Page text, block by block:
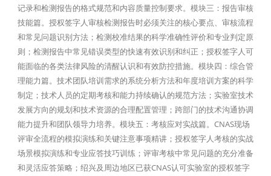
记录和检测报告的格式规范和内容质量控制要求。模块三：报告审核
技能篇。授权签字人审核检测报告时必须关注的核心要点、审核流程
和常见问题识别方法；检测校准结果的科学准确性评价和专业判定原
则；检测报告中常见错误类型的快速有效识别和纠正；授权签字人可
能面临的各类法律风险的清醒认识和有效防控措施。模块四：综合管
理能力篇。技术团队培训需求的系统分析方法和年度培训方案的科学
制定；技术人员的定期考核和能力持续确认的规范方法；实验室技术
发展方向的规划和技术资源的合理配置管理；跨部门的技术沟通协调
能力提升和团队领导力培养。模块五：考核应对实战篇。CNAS现场
评审全流程的模拟演练和关键注意事项精讲；授权签字人考核的实战
场景模拟演练和专业应答技巧训练；评审考核中常见问题的充分准备
和灵活应答策略；绍兴及周边地区已获CNAS认可实验室的授权签字